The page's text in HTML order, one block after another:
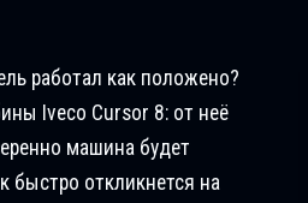
работал как положено?
Iveco Cursor 8: от неё
машина будет
быстро откликнется на